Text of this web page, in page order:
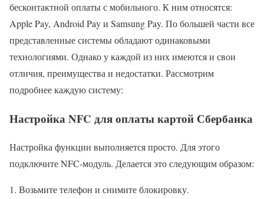
бесконтактной оплаты с мобильного. К ним относятся:
Apple Pay, Android Pay и Samsung Pay. По большей части все
представленные системы обладают одинаковыми
технологиями. Однако у каждой из них имеются и свои
отличия, преимущества и недостатки. Рассмотрим
подробнее каждую систему:
Настройка NFC для оплаты картой Сбербанка
Настройка функции выполняется просто. Для этого
подключите NFC-модуль. Делается это следующим образом:
Возьмите телефон и снимите блокировку.